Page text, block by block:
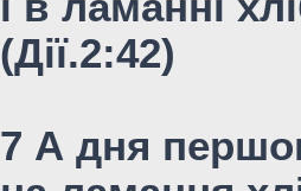
(Дiї.2:42)
7 А дня